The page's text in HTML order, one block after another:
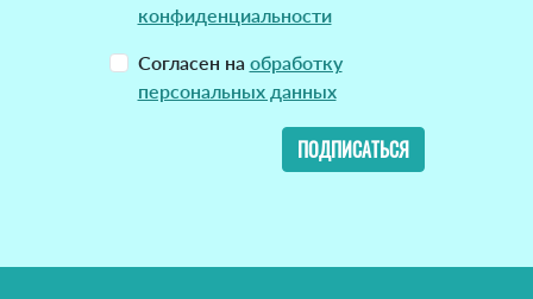
конфиденциальности
Согласен на обработку
персональных данных
ПОДПИСАТЬСЯ